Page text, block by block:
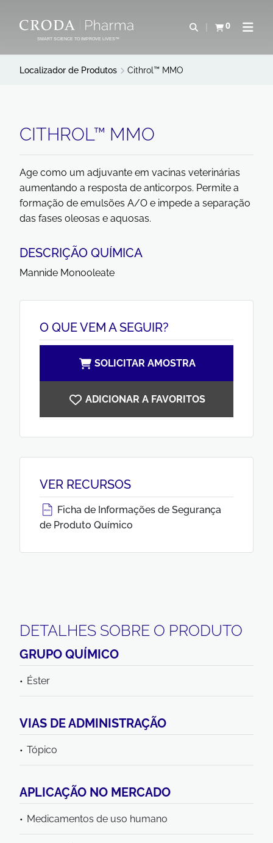
PARA
CONTEÚDO
PARA
MENU
SMART SCIENCE TO IMPROVE LIVES™
Abrir pesquisa
0
Exibir cestaAbrir
Localizador de Produtos Cithrol™ MMO
CITHROL™ MMO
Age como um adjuvante em vacinas veterinárias
aumentando a resposta de anticorpos. Permite a
formação de emulsões A/O e impede a separação
das fases oleosas e aquosas.
DESCRIÇÃO QUÍMICA
Mannide Monooleate
O QUE VEM A SEGUIR?
SOLICITAR AMOSTRA
ADICIONAR A FAVORITOS
VER RECURSOS
Ficha de Informações de Segurança
de Produto Químico
DETALHES SOBRE O PRODUTO
GRUPO QUÍMICO
Éster
VIAS DE ADMINISTRAÇÃO
Tópico
APLICAÇÃO NO MERCADO
Medicamentos de uso humano